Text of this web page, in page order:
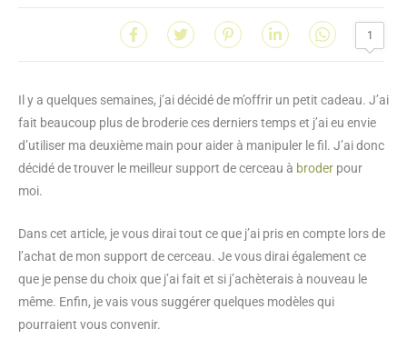
1
Il y a quelques semaines, j’ai décidé de m’offrir un petit cadeau. J’ai
fait beaucoup plus de broderie ces derniers temps et j’ai eu envie
d’utiliser ma deuxième main pour aider à manipuler le fil. J’ai donc
décidé de trouver le meilleur support de cerceau à broder pour
moi.
Dans cet article, je vous dirai tout ce que j’ai pris en compte lors de
l’achat de mon support de cerceau. Je vous dirai également ce
que je pense du choix que j’ai fait et si j’achèterais à nouveau le
même. Enfin, je vais vous suggérer quelques modèles qui
pourraient vous convenir.